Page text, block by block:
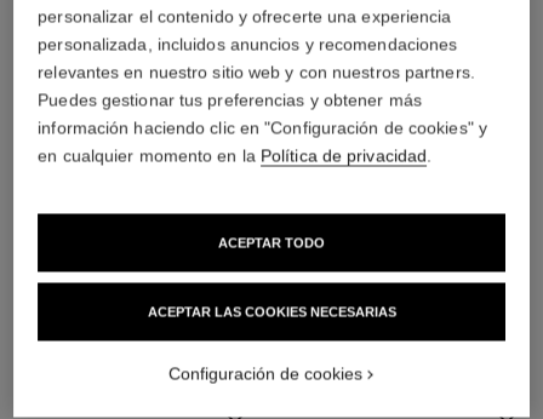
LA COMBINACIÓN PERFECTA
personalizar el contenido y ofrecerte una experiencia
personalizada, incluidos anuncios y recomendaciones
relevantes en nuestro sitio web y con nuestros partners.
Puedes gestionar tus preferencias y obtener más
información haciendo clic en "Configuración de cookies" y
en cualquier momento en la Política de privacidad.
ACEPTAR LAS COOKIES NECESARIAS
ACEPTAR TODO
Configuración de cookies